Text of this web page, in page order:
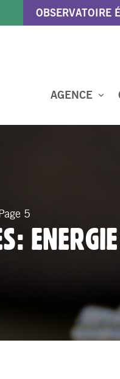
OBSERVATOIRE
AGENCE
5